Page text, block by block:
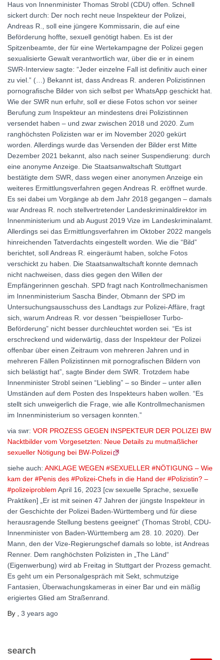
Haus von Innenminister Thomas Strobl (CDU) offen. Schnell
sickert durch: Der noch recht neue Inspekteur der Polizei,
Andreas R., soll eine jüngere Kommissarin, die auf eine
Beförderung hoffte, sexuell genötigt haben. Es ist der
Spitzenbeamte, der für eine Wertekampagne der Polizei gegen
sexualisierte Gewalt verantwortlich war, über die er in einem
SWR-Interview sagte: “Jeder einzelne Fall ist definitiv auch einer
zu viel.” (…) Bekannt ist, dass Andreas R. anderen Polizistinnen
pornografische Bilder von sich selbst per WhatsApp geschickt hat.
Wie der SWR nun erfuhr, soll er diese Fotos schon vor seiner
Berufung zum Inspekteur an mindestens drei Polizistinnen
versendet haben – und zwar zwischen 2018 und 2020. Zum
ranghöchsten Polizisten war er im November 2020 gekürt
worden. Allerdings wurde das Versenden der Bilder erst Mitte
Dezember 2021 bekannt, also nach seiner Suspendierung: durch
eine anonyme Anzeige. Die Staatsanwaltschaft Stuttgart
bestätigte dem SWR, dass wegen einer anonymen Anzeige ein
weiteres Ermittlungsverfahren gegen Andreas R. eröffnet wurde.
Es sei dabei um Vorgänge ab dem Jahr 2018 gegangen – damals
war Andreas R. noch stellvertretender Landeskriminaldirektor im
Innenministerium und ab August 2019 Vize im Landeskriminalamt.
Allerdings sei das Ermittlungsverfahren im Oktober 2022 mangels
hinreichenden Tatverdachts eingestellt worden. Wie die “Bild”
berichtet, soll Andreas R. eingeräumt haben, solche Fotos
verschickt zu haben. Die Staatsanwaltschaft konnte demnach
nicht nachweisen, dass dies gegen den Willen der
Empfängerinnen geschah. SPD fragt nach Kontrollmechanismen
im Innenministerium Sascha Binder, Obmann der SPD im
Untersuchungsausschuss des Landtags zur Polizei-Affäre, fragt
sich, warum Andreas R. vor dessen “beispielloser Turbo-
Beförderung” nicht besser durchleuchtet worden sei. “Es ist
erschreckend und widerwärtig, dass der Inspekteur der Polizei
offenbar über einen Zeitraum von mehreren Jahren und in
mehreren Fällen Polizistinnen mit pornografischen Bildern von
sich belästigt hat”, sagte Binder dem SWR. Trotzdem habe
Innenminister Strobl seinen “Liebling” – so Binder – unter allen
Umständen auf dem Posten des Inspekteurs haben wollen. “Es
stellt sich unweigerlich die Frage, wie alle Kontrollmechanismen
im Innenministerium so versagen konnten.”
via swr: VOR PROZESS GEGEN INSPEKTEUR DER POLIZEI BW
Nacktbilder vom Vorgesetzten: Neue Details zu mutmaßlicher
sexueller Nötigung bei BW-Polizei
siehe auch: ANKLAGE WEGEN #SEXUELLER #NÖTIGUNG – Wie
kam der #Penis des #Polizei-Chefs in die Hand der #Polizistin? –
#polizeiproblem April 16, 2023 [cw sexuelle Sprache, sexuelle
Praktiken] „Er ist mit seinen 47 Jahren der jüngste Inspekteur in
der Geschichte der Polizei Baden-Württemberg und für diese
herausragende Stellung bestens geeignet“ (Thomas Strobl, CDU-
Innenminister von Baden-Württemberg am 28. 10. 2020). Der
Mann, den der Vize-Regierungschef damals so lobte, ist Andreas
Renner. Dem ranghöchsten Polizisten in „The Länd“
(Eigenwerbung) wird ab Freitag in Stuttgart der Prozess gemacht.
Es geht um ein Personalgespräch mit Sekt, schmutzige
Fantasien, Überwachungskameras in einer Bar und ein mäßig
erigiertes Glied am Straßenrand.
By
3 years ago
search